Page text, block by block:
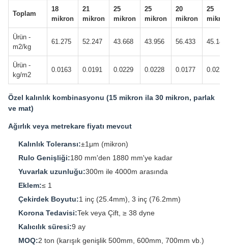
Toplam
18
mikron
21
mikron
25
mikron
25
mikron
20
mikron
25
Ürün -
m2/kg
61.275 52.247 43.668 43.956 56.433 45.147
Ürün -
kg/m2
0.0163 0.0191 0.0229 0.0228 0.0177 0.0222
Özel kalınlık kombinasyonu (15 mikron ila 30 mikron, parlak
ve mat)
Ağırlık veya metrekare fiyatı mevcut
Kalınlık Toleransı:±1μm (mikron)
Rulo Genişliği:180 mm'den 1880 mm'ye kadar
Yuvarlak uzunluğu:300m ile 4000m arasında
Eklem:≤ 1
Çekirdek Boyutu:1 inç (25.4mm), 3 inç (76.2mm)
Korona Tedavisi:Tek veya Çift, ≥ 38 dyne
Kalıcılık süresi:9 ay
MOQ:2 ton (karışık genişlik 500mm, 600mm, 700mm vb.)